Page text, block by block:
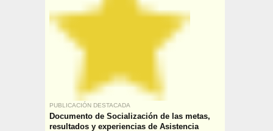
PUBLICACIÓN DESTACADA
Documento de Socialización de las metas,
resultados y experiencias de Asistencia